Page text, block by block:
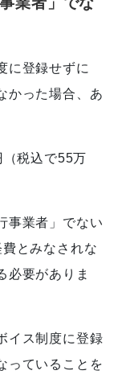
に登録せずに
かった場合、あ
税込で55万
事業者」でない
とみなされな
必要がありま
イス制度に登録
っていることを